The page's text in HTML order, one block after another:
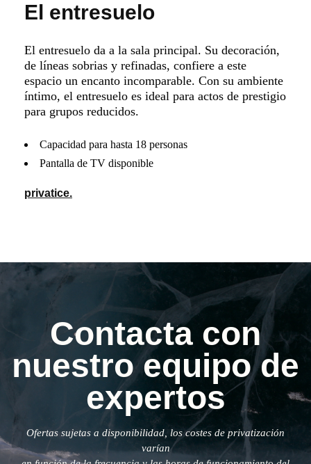
El entresuelo
El entresuelo da a la sala principal. Su decoración,
de líneas sobrias y refinadas, confiere a este
espacio un encanto incomparable. Con su ambiente
íntimo, el entresuelo es ideal para actos de prestigio
para grupos reducidos.
Capacidad para hasta 18 personas
Pantalla de TV disponible
privatice.
Contacta con
nuestro equipo de
expertos
Ofertas sujetas a disponibilidad, los costes de privatización
varían